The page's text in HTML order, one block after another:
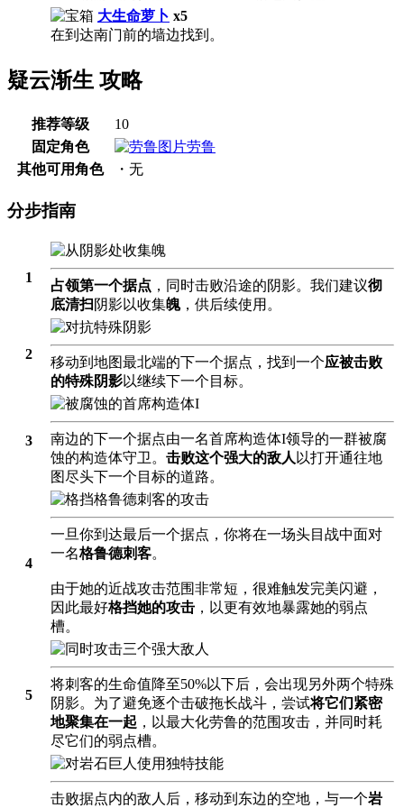
大生命萝卜 x5
在到达南门前的墙边找到。
疑云渐生 攻略
推荐等级
10
固定角色
劳鲁
其他可用角色
・无
分步指南
1
占领第一个据点 ，同时击败沿途的阴影。我们建议彻
底清扫 阴影以收集魄，供后续使用。
2
移动到地图最北端的下一个据点，找到一个应被击败
的特殊阴影以继续下一个目标。
3
南边的下一个据点由一名首席构造体I领导的一群被腐
蚀的构造体守卫。 击败这个强大的敌人以打开通往地
图尽头下一个目标的道路。
4
一旦你到达最后一个据点，你将在一场头目战中面对
一名格鲁德刺客。
由于她的近战攻击范围非常短， 很难触发完美闪避 ，
因此最好格挡她的攻击 ，以更有效地暴露她的弱点
槽。
5
将刺客的生命值降至50%以下后，会出现另外两个特殊
阴影。为了避免逐个击破拖长战斗，尝试将它们紧密
地聚集在一起 ，以最大化劳鲁的范围攻击，并同时耗
尽它们的弱点槽。
击败据点内的敌人后，移动到东边的空地，与一个岩